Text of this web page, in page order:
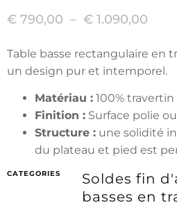
€ 790,00 – € 1.090,00
Table basse rectangulaire en
un design pur et intemporel.
Matériau : 100%
Finition : Surface polie
Structure : une solidité
du plateau et pied est
CATEGORIES Soldes fin
basses en